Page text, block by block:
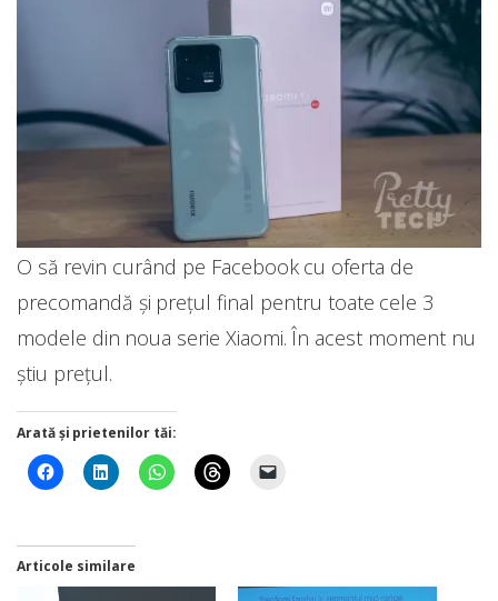
O să revin curând pe Facebook cu oferta de
precomandă și prețul final pentru toate cele 3
modele din noua serie Xiaomi. În acest moment nu
știu prețul.
Arată și prietenilor tăi:
Articole similare